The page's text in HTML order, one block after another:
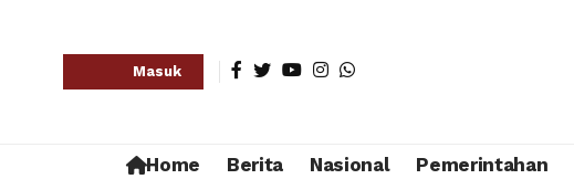
Masuk
Home Berita Nasional Pemerintahan